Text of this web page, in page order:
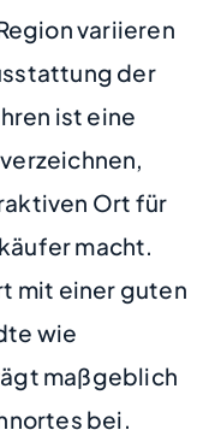
variieren
der
ist eine
Ort für
macht.
mit einer guten
wie
maßgeblich
bei.